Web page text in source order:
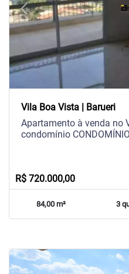
arrow_back_iosPrevious
Vila Boa Vista | Barueri
Apartamento à venda no
condomínio
R$ 720.000,00
84,00 m² 3